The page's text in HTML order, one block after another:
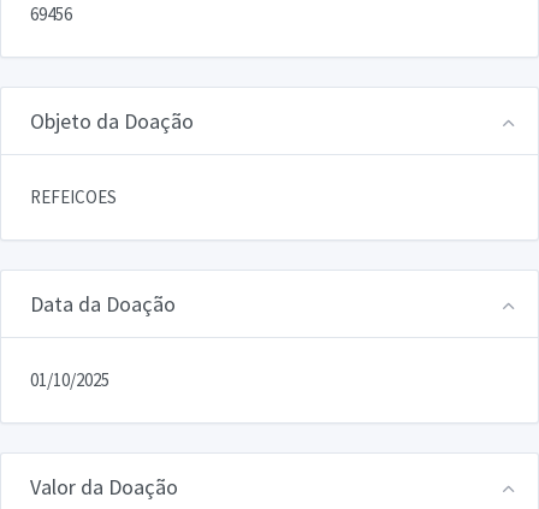
69456
Objeto da Doação
REFEICOES
Data da Doação
01/10/2025
Valor da Doação